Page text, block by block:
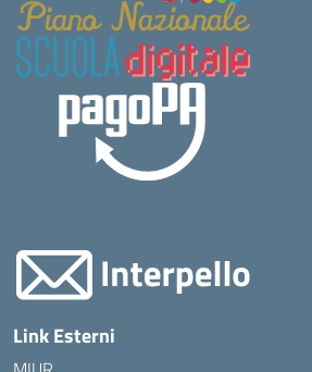
Link Esterni